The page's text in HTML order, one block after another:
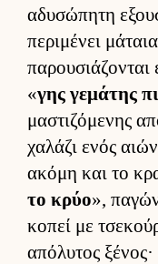
αδυσώπητη
περιμένει
παρου­σιάζονται
«γης γεμάτης
μαστιζόμενης
χαλάζι ενός
ακόμη και το
το κρύο»,
κοπεί με
απόλυτος